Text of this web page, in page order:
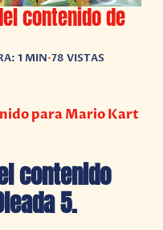
contenido de
1 MIN•78 VISTAS
para Mario Kart
contenido
5.